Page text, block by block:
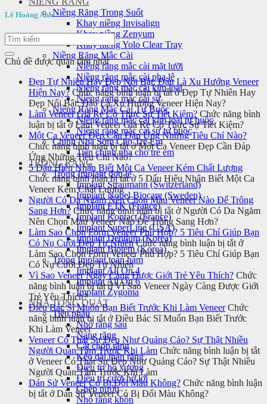
Niềng Răng Trong Suốt
Khay niềng Invisalign
Khay niềng Zenyum
Khay niềng Yolo Clear Tray
Niềng Răng Mắc Cài
Niềng răng mắc cài mặt lưỡi
Niềng răng mắc cài pha lê
Niềng răng mắc cài kim loại
Niềng răng mắc cài sứ
Niềng Răng Mắc Cài Tự Buộc
Niềng răng mắc cài kim loại tự buộc
Niềng răng mắc cài sứ tự buộc
Chỉnh Nha Sớm Cho Trẻ Em
Tiền chỉnh nha cho trẻ em
TRỒNG RĂNG
Trồng Implant đơn lẻ
Implant Straumann (Switzerland)
Implant Nobel Biocare (Sweden)
Implant ETK (France)
Implant Kontact (France)
Implant SuperLine (USA)
Implant Dentium (Korea)
Implant Biotem (Korea)
Trồng Implant toàn hàm
Implant All On 4
Implant All On 6
Implant Zygoma
NHA TỔNG QUÁT
Tiểu phẫu
Nhổ răng sâu
Nang răng
Cắt chóp răng
Kéo dài thân răng
Điều trị hô xương
Điều trị cười hở lợi
Ghép nướu
Nhổ răng khôn
Lê Hoàng Anh
Chủ đề được quan tâm nhất
Đẹp Tự Nhiên Hay Đẹp Nổi Bật: Đâu Là Xu Hướng Veneer
Hiện Nay? Chức năng bình luận bị tắtở Đẹp Tự Nhiên Hay
Đẹp Nổi Bật: Đâu Là Xu Hướng Veneer Hiện Nay?
Làm Veneer Giá Rẻ Có Thực Sự Tiết Kiệm? Chức năng bình
luận bị tắtở Làm Veneer Giá Rẻ Có Thực Sự Tiết Kiệm?
Một Ca Veneer Đẹp Cần Đáp Ứng Những Tiêu Chí Nào?
Chức năng bình luận bị tắtở Một Ca Veneer Đẹp Cần Đáp
Ứng Những Tiêu Chí Nào?
5 Dấu Hiệu Nhận Biết Một Ca Veneer Kém Chất Lượng
Chức năng bình luận bị tắtở 5 Dấu Hiệu Nhận Biết Một Ca
Veneer Kém Chất Lượng
Người Có Da Ngăm Nên Chọn Màu Veneer Nào Để Trông
Sang Hơn? Chức năng bình luận bị tắtở Người Có Da Ngăm
Nên Chọn Màu Veneer Nào Để Trông Sang Hơn?
Làm Sao Chọn Form Veneer Phù Hợp? 5 Tiêu Chí Giúp Bạn
Có Nụ Cười Đẹp Tự Nhiên Chức năng bình luận bị tắtở
Làm Sao Chọn Form Veneer Phù Hợp? 5 Tiêu Chí Giúp Bạn
Có Nụ Cười Đẹp Tự Nhiên
Vì Sao Veneer Ngày Càng Được Giới Trẻ Yêu Thích? Chức
năng bình luận bị tắtở Vì Sao Veneer Ngày Càng Được Giới
Trẻ Yêu Thích?
Điều Bác Sĩ Muốn Bạn Biết Trước Khi Làm Veneer Chức
năng bình luận bị tắtở Điều Bác Sĩ Muốn Bạn Biết Trước
Khi Làm Veneer
Veneer Có Thật Sự Đẹp Như Quảng Cáo? Sự Thật Nhiều
Người Quan Tâm Trước Khi Làm Chức năng bình luận bị tắt
ở Veneer Có Thật Sự Đẹp Như Quảng Cáo? Sự Thật Nhiều
Người Quan Tâm Trước Khi Làm
Dán Sứ Veneer Có Bị Đổi Màu Không? Chức năng bình luận
bị tắtở Dán Sứ Veneer Có Bị Đổi Màu Không?